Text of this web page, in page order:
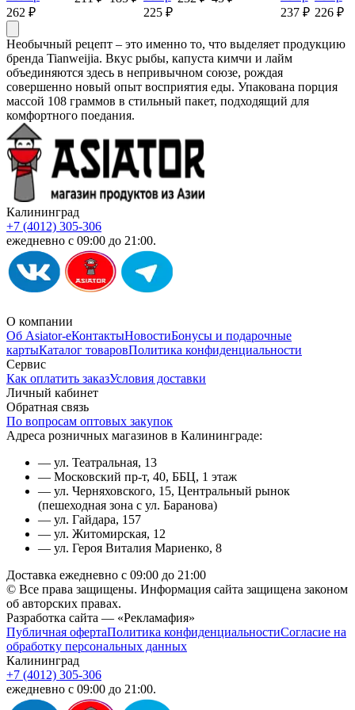
262 ₽
225 ₽
237 ₽ 226 ₽
Необычный рецепт – это именно то, что выделяет продукцию
бренда Tianweijia. Вкус рыбы, капуста кимчи и лайм
объединяются здесь в непривычном союзе, рождая
совершенно новый опыт восприятия еды. Упакована порция
массой 108 граммов в стильный пакет, подходящий для
комфортного поедания.
Калининград
+7 (4012) 305-306
ежедневно с 09:00 до 21:00.
О компании
Об Asiator-еКонтактыНовостиБонусы и подарочные
картыКаталог товаровПолитика конфиденциальности
Сервис
Как оплатить заказУсловия доставки
Личный кабинет
Обратная связь
По вопросам оптовых закупок
Адреса розничных магазинов в Калининграде:
— ул. Театральная, 13
— Московский пр-т, 40, ББЦ, 1 этаж
— ул. Черняховского, 15, Центральный рынок
(пешеходная зона с ул. Баранова)
— ул. Гайдара, 157
— ул. Житомирская, 12
— ул. Героя Виталия Мариенко, 8
Доставка ежедневно с 09:00 до 21:00
© Все права защищены. Информация сайта защищена законом
об авторских правах.
Разработка сайта — «Рекламафия»
Публичная офертаПолитика конфиденциальностиСогласие на
обработку персональных данных
Калининград
+7 (4012) 305-306
ежедневно с 09:00 до 21:00.